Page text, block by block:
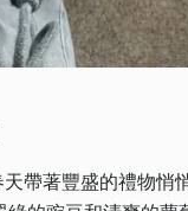
帶著豐盛的禮物悄